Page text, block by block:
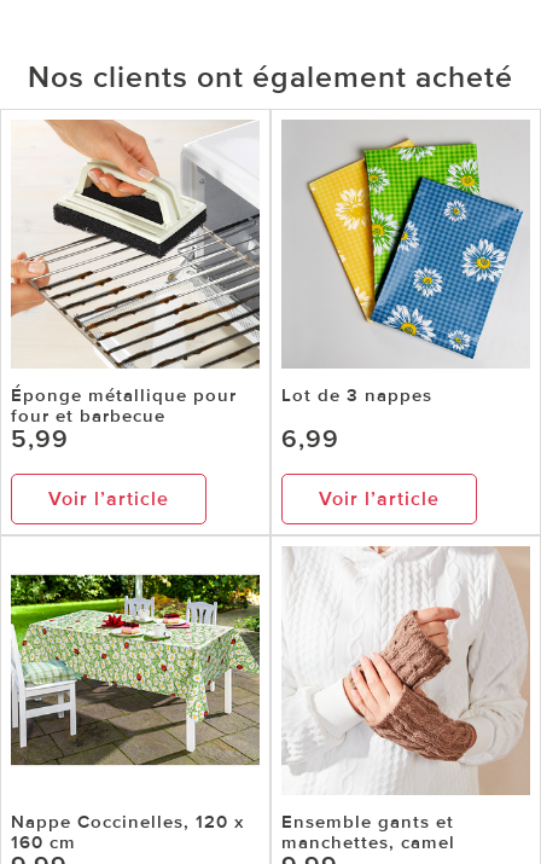
Nos clients ont également acheté
Éponge métallique pour
four et barbecue
5,99
Voir l’article
Lot de 3 nappes
6,99
Voir l’article
Nappe Coccinelles, 120 x
160 cm
Ensemble gants et
manchettes, camel